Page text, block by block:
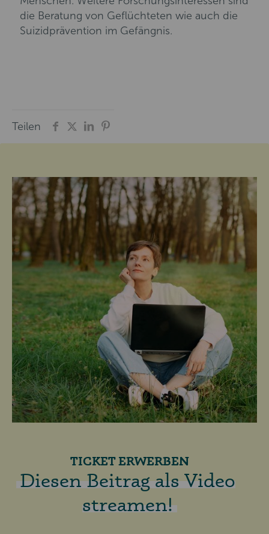
die Beratung von Geflüchteten wie auch die
Suizidprävention im Gefängnis.
Teilen
TICKET ERWERBEN
Diesen Beitrag als Video
streamen!